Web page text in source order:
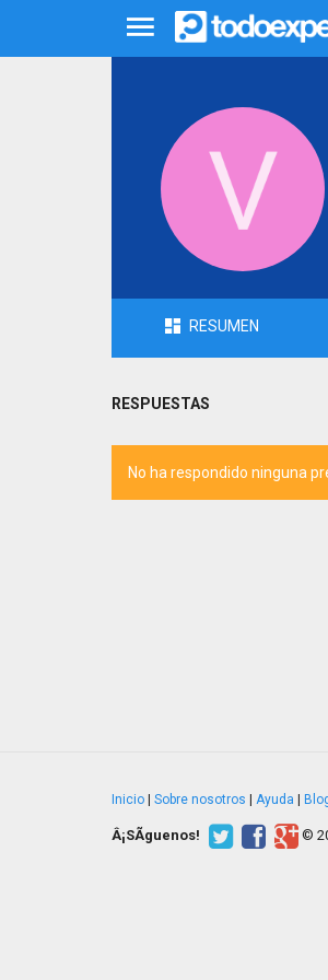
RESUMEN
RESPUESTAS
No ha respondido ninguna
Inicio Sobre nosotros Ayuda
Â¡SÃ­guenos! ©